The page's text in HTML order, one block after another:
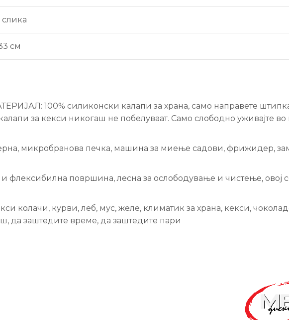
слика
см
100% силиконски калапи за храна, само направете
за кекси никогаш не побелуваат. Само слободно уживајте
микробранова печка, машина за миење садови, фрижидер,
површина, лесна за ослободување и чистење, овој
колачи, курви, леб, мус, желе, климатик за храна, кекси,
да заштедите време, да заштедите пари